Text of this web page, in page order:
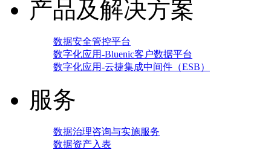
产品及解决方案
数据安全管控平台
数字化应用-Bluenic客户数据平台
数字化应用-云捷集成中间件（ESB）
服务
数据治理咨询与实施服务
数据资产入表